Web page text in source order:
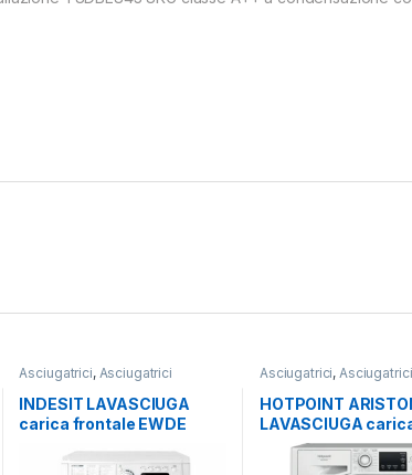
Asciugatrici, Asciugatrici
Standard
Carico Frontale
Indesit,Lavasciuga,Lavatrici
Libera Installazione,Libera
Installazione
INDESIT LAVASCIUGA
carica frontale EWDE
1400 GIRI
Asciugatrici,Asciugatrici
Standard
Carico Frontale
Hotpoint Ariston,
Lavatrici,Libera
Libera Installazione
HOTPOINT
LAVASCIUGA
frontale NDBR
WA IT 9/6KG 1400